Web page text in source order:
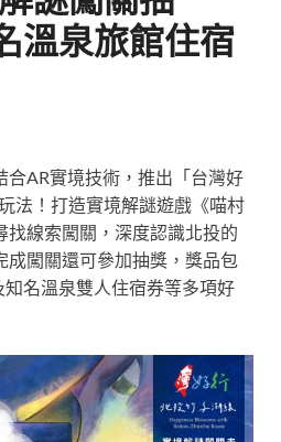
溫泉旅館住宿
合AR實境技術，推出「台灣好
法！打造實境解謎遊戲《喵村
找線索闖關，深度認識北投的
成闖關還可參加抽獎，獎品包
名溫泉雙人住宿券等多項好